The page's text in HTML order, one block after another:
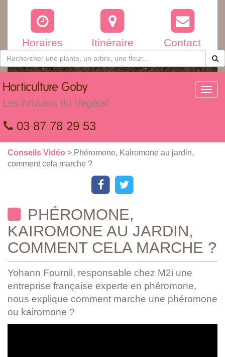
Horaires Itinéraire Contact
Horticulture Goby
Les Artisans du Végétal
03 87 78 29 53
Conseils Vidéo > Phéromone, Kairomone au jardin,
comment cela marche ?
PHÉROMONE,
KAIROMONE AU JARDIN,
COMMENT CELA MARCHE ?
Yohann Fournil, responsable chez M2i une
entreprise française experte en phéromone,
nous explique comment marche une phéromone
ou kairomone ?